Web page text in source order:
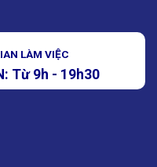
LÀM VIỆC
Từ 9h - 19h30